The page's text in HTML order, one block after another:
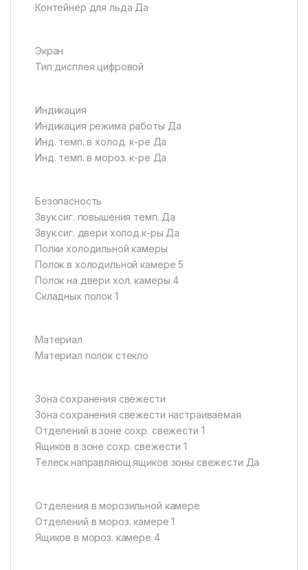
Контейнер для льда Да
Экран
Тип дисплея цифровой
Индикация
Индикация режима работы Да
Инд. темп. в холод. к-ре Да
Инд. темп. в мороз. к-ре Да
Безопасность
Звук.сиг. повышения темп. Да
Звук.сиг. двери холод.к-ры Да
Полки холодильной камеры
Полок в холодильной камере 5
Полок на двери хол. камеры 4
Складных полок 1
Материал
Материал полок стекло
Зона сохранения свежести
Зона сохранения свежести настраиваемая
Отделений в зоне сохр. свежести 1
Ящиков в зоне сохр. свежести 1
Телеск.направляющ.ящиков зоны свежести Да
Отделения в морозильной камере
Отделений в мороз. камере 1
Ящиков в мороз. камере 4